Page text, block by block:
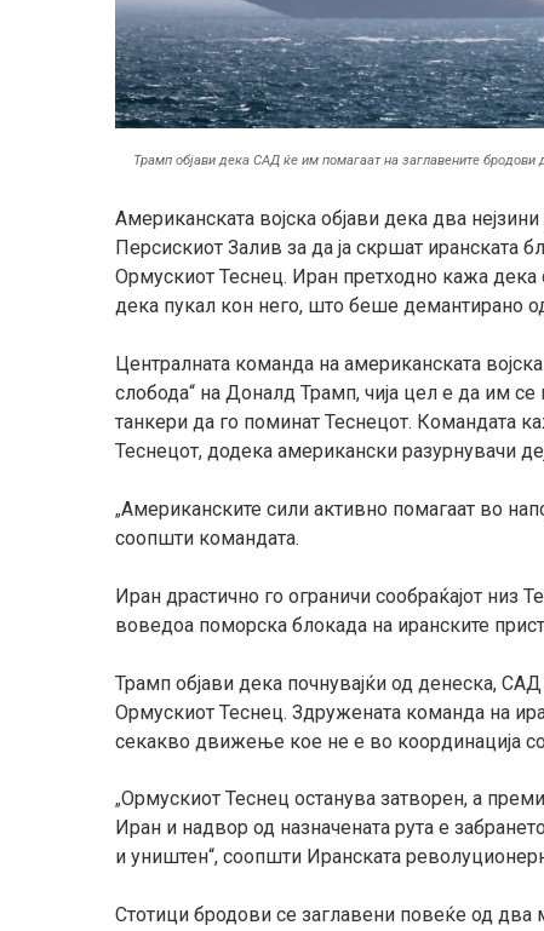
Трамп објави дека САД ќе им помагаат на заглавените
Американската војска објави дека два
Персискиот Залив за да ја скршат иранската
Ормускиот Теснец. Иран претходно кажа
дека пукал кон него, што беше демантирано
Централната команда на американската
слобода“ на Доналд Трамп, чија цел е да им
танкери да го поминат Теснецот. Командата
Теснецот, додека американски разурнувачи
„Американските сили активно помагаат во
соопшти командата.
Иран драстично го ограничи сообраќајот низ
воведоа поморска блокада на иранските
Трамп објави дека почнувајќи од денеска,
Ормускиот Теснец. Здружената команда на
секакво движење кое не е во координација
„Ормускиот Теснец останува затворен, а
Иран и надвор од назначената рута е
и уништен“, соопшти Иранската
Стотици бродови се заглавени повеќе од